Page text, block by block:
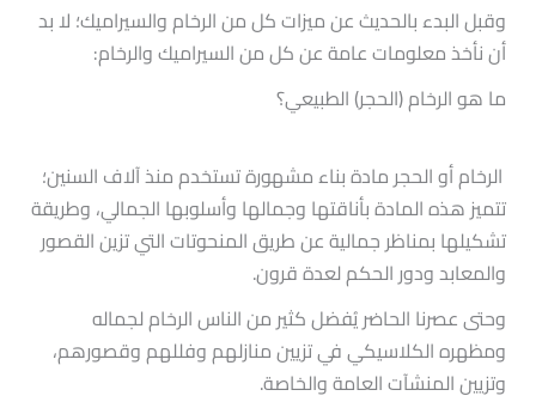
وقبل البدء بالحديث عن ميزات كل من الرخام والسيراميك؛ لا بد
أن نأخذ معلومات عامة عن كل من السيراميك والرخام:
ما هو الرخام (الحجر) الطبيعي؟
الرخام أو الحجر مادة بناء مشهورة تستخدم منذ آلاف السنين؛
تتميز هذه المادة بأناقتها وجمالها وأسلوبها الجمالي، وطريقة
تشكيلها بمناظر جمالية عن طريق المنحوتات التي تزين القصور
والمعابد ودور الحكم لعدة قرون.
وحتى عصرنا الحاضر يُفضل كثير من الناس الرخام لجماله
ومظهره الكلاسيكي في تزيين منازلهم وفللهم وقصورهم،
وتزيين المنشآت العامة والخاصة.